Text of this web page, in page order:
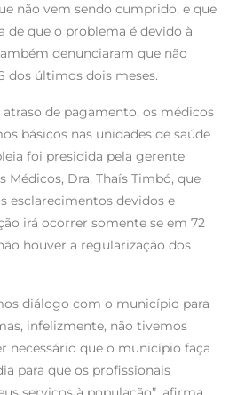
não vem sendo cumprido, e que
de que o problema é devido à
denunciaram que não
dos últimos dois meses.
de pagamento, os médicos
básicos nas unidades de saúde
foi presidida pela gerente
Dra. Thaís Timbó, que
esclarecimentos devidos e
irá ocorrer somente se em 72
houver a regularização dos
diálogo com o município para
infelizmente, não tivemos
necessário que o município faça
para que os profissionais